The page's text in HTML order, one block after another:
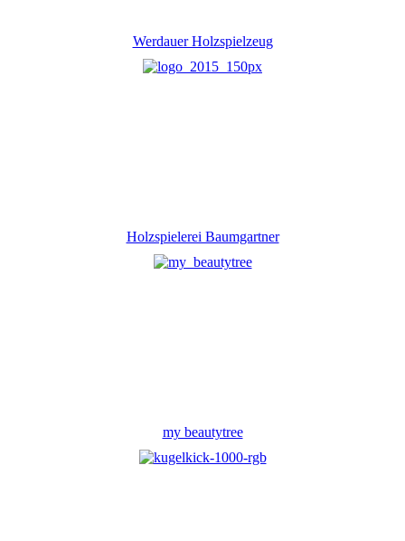
Werdauer Holzspielzeug
Holzspielerei Baumgartner
my beautytree